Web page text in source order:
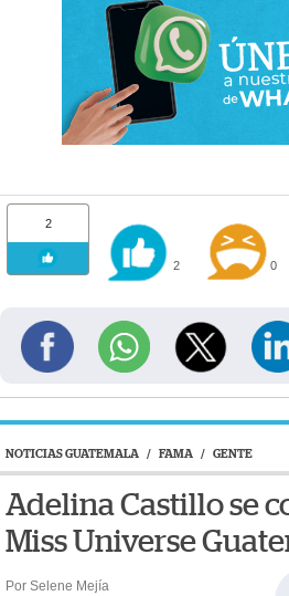
2
2 0
NOTICIAS GUATEMALA / FAMA / GENTE
Adelina Castillo se
Miss Universe
Por Selene Mejía